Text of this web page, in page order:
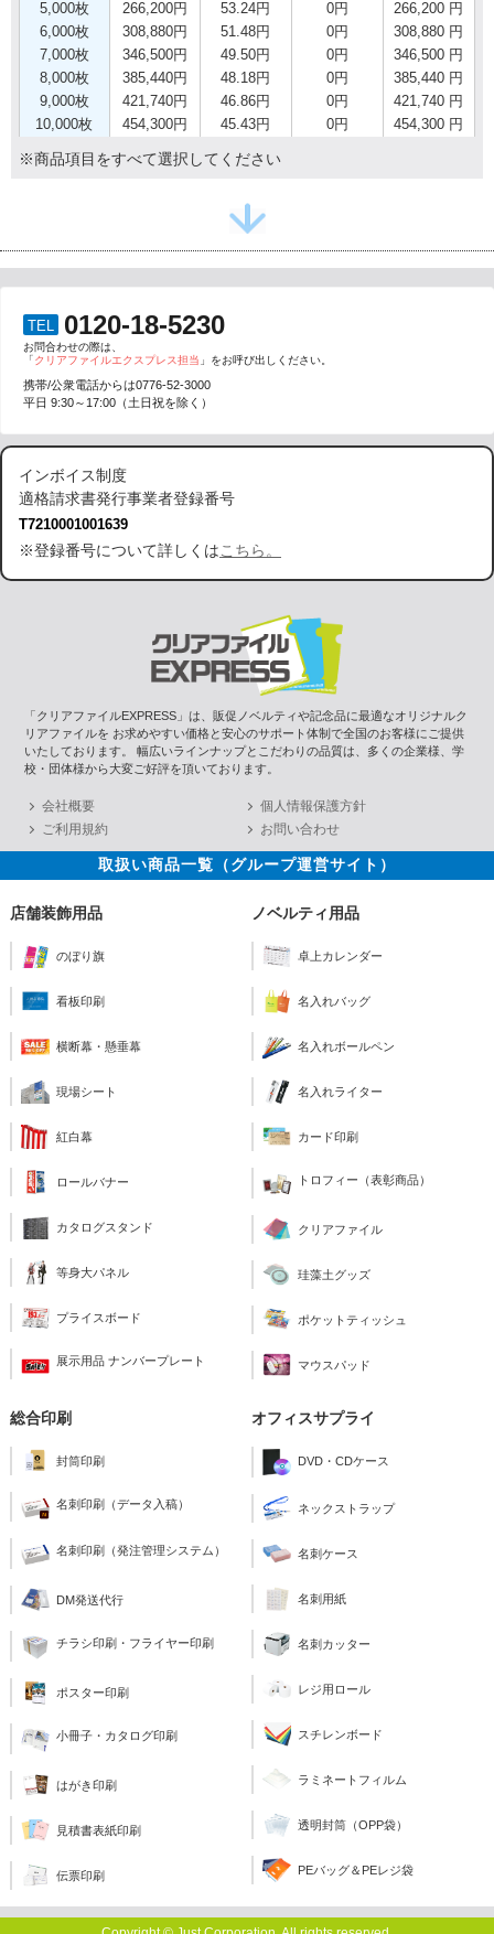
5,000枚
266,200円 53.24円 0円
266,200 円
6,000枚
308,880円 51.48円 0円
308,880 円
7,000枚
346,500円 49.50円 0円
346,500 円
8,000枚
385,440円 48.18円 0円
385,440 円
9,000枚
421,740円 46.86円 0円
421,740 円
10,000枚
454,300円 45.43円 0円 454,300 円
※商品項目をすべて選択してください
TEL 0120-18-5230
お問合わせの際は、
「クリアファイルエクスプレス担当 」をお呼び出しください。
携帯/公衆電話からは0776-52-3000
平日 9:30～17:00（土日祝を除く）
インボイス制度
適格請求書発行事業者登録番号
T7210001001639
※登録番号について詳しくはこちら。
「クリアファイルEXPRESS」は、販促ノベルティや記念品に最適なオリジナルク
リアファイルを お求めやすい価格と安心のサポート体制で全国のお客様にご提供
いたしております。 幅広いラインナップとこだわりの品質は、多くの企業様、学
校・団体様から大変ご好評を頂いております。
会社概要
個人情報保護方針
ご利用規約
お問い合わせ
取扱い商品一覧（グループ運営サイト）
店舗装飾用品
のぼり旗
看板印刷
横断幕・懸垂幕
現場シート
紅白幕
ロールバナー
カタログスタンド
等身大パネル
プライスボード
展示用品 ナンバープレート
ノベルティ用品
卓上カレンダー
名入れバッグ
名入れボールペン
名入れライター
カード印刷
トロフィー（表彰商品）
クリアファイル
珪藻土グッズ
ポケットティッシュ
マウスパッド
総合印刷
封筒印刷
名刺印刷（データ入稿）
名刺印刷（発注管理システム）
DM発送代行
チラシ印刷・フライヤー印刷
ポスター印刷
小冊子・カタログ印刷
はがき印刷
見積書表紙印刷
伝票印刷
オフィスサプライ
DVD・CDケース
ネックストラップ
名刺ケース
名刺用紙
名刺カッター
レジ用ロール
スチレンボード
ラミネートフィルム
透明封筒（OPP袋）
PEバッグ＆PEレジ袋